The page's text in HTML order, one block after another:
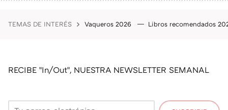
TEMAS DE INTERÉS Vaqueros 2026 Libros recomendados
RECIBE "In/Out", NUESTRA NEWSLETTER SEMANAL